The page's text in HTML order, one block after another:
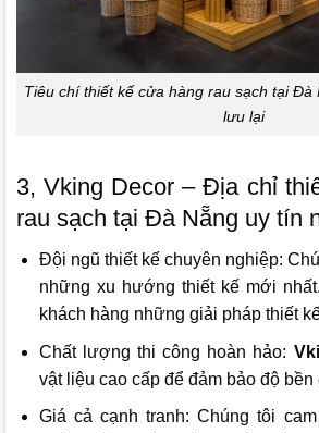
Tiêu chí thiết kế cửa hàng rau sạch tại Đà
lưu lại
3, Vking Decor – Địa chỉ
rau sạch tại Đà Nẵng uy tín
Đội ngũ thiết kế chuyên nghiệp:
những xu hướng thiết kế mới
khách hàng những giải pháp thiết
Chất lượng thi công hoàn hảo:
vật liệu cao cấp để đảm bảo độ bền
Giá cả cạnh tranh: Chúng tôi